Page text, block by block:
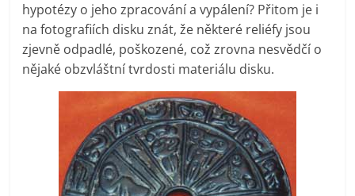
hypotézy o jeho zpracování a vypálení? Přitom je i
na fotografiích disku znát, že některé reliéfy jsou
zjevně odpadlé, poškozené, což zrovna nesvědčí o
nějaké obzvláštní tvrdosti materiálu disku.